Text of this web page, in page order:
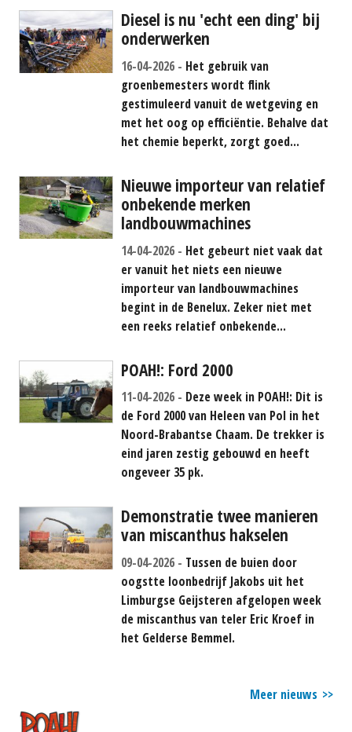
Diesel is nu 'echt een ding' bij
onderwerken
16-04-2026
Het gebruik van
groenbemesters wordt flink
gestimuleerd vanuit de wetgeving en
met het oog op efficiëntie. Behalve dat
het chemie beperkt, zorgt goed...
Nieuwe importeur van relatief
onbekende merken
landbouwmachines
14-04-2026
Het gebeurt niet vaak dat
er vanuit het niets een nieuwe
importeur van landbouwmachines
begint in de Benelux. Zeker niet met
een reeks relatief onbekende...
POAH!: Ford 2000
11-04-2026
Deze week in POAH!: Dit is
de Ford 2000 van Heleen van Pol in het
Noord-Brabantse Chaam. De trekker is
eind jaren zestig gebouwd en heeft
ongeveer 35 pk.
Demonstratie twee manieren
van miscanthus hakselen
09-04-2026
Tussen de buien door
oogstte loonbedrijf Jakobs uit het
Limburgse Geijsteren afgelopen week
de miscanthus van teler Eric Kroef in
het Gelderse Bemmel.
Meer nieuws